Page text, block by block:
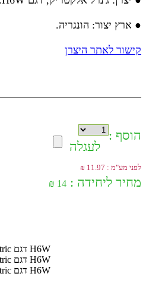
● ארץ יצור: הונגריה.
קישור לאתר היצרן
הוסף :
לעגלה
לפני מע"מ : 11.97 ₪
מחיר ליחידה : 14 ₪